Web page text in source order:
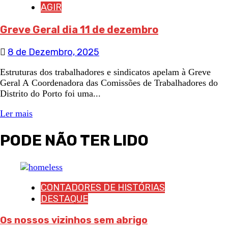
AGIR
Greve Geral dia 11 de dezembro
8 de Dezembro, 2025
Estruturas dos trabalhadores e sindicatos apelam à Greve
Geral A Coordenadora das Comissões de Trabalhadores do
Distrito do Porto foi uma...
Ler mais
PODE NÃO TER LIDO
CONTADORES DE HISTÓRIAS
DESTAQUE
Os nossos vizinhos sem abrigo